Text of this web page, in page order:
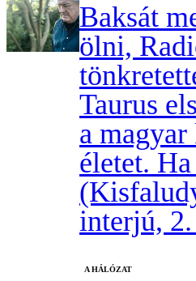
Baksát
ölni,
Taurus
a
életet.
interjú,
A HÁLÓZAT